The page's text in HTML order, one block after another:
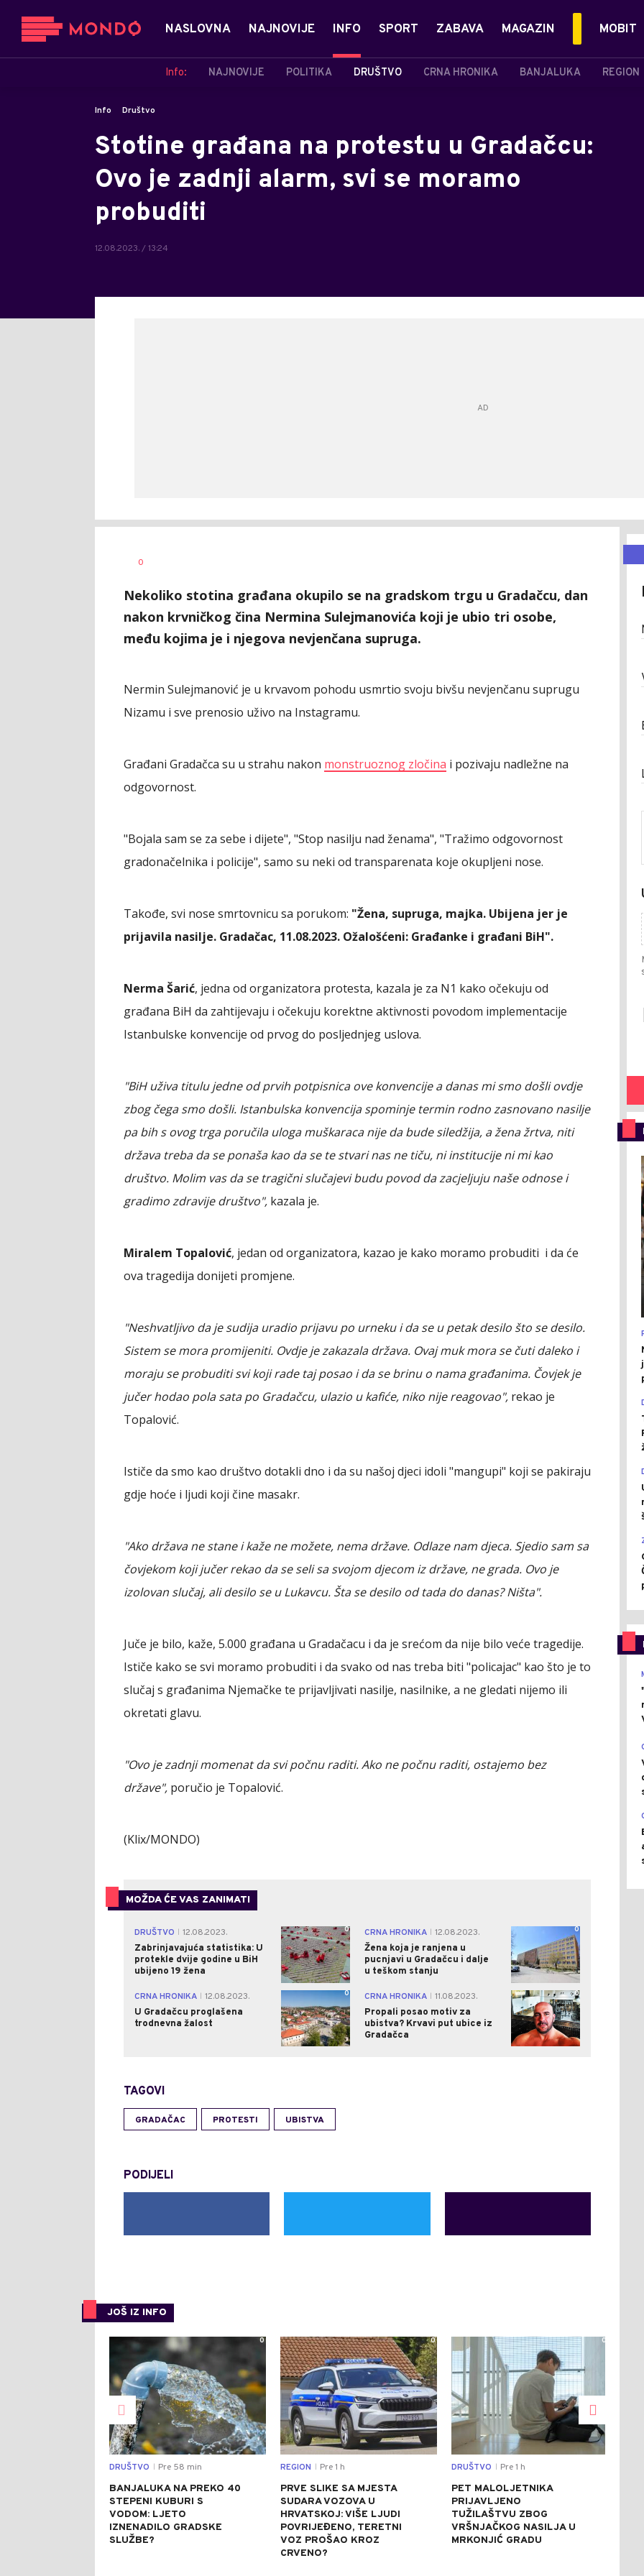
NASLOVNA NAJNOVIJE INFO
Info: NAJNOVIJE POLITIKA DRUŠTVO CRNA HRONIKA BANJALUKA REGION
SPORT ZABAVA MAGAZIN MOBIT
Info Društvo
Stotine građana na protestu u Gradačcu:
Ovo je zadnji alarm, svi se moramo
probuditi
12.08.2023. / 13:24
AUTOR
0
Nekoliko stotina građana okupilo se na gradskom trgu u Gradačcu, dan
nakon krvničkog čina Nermina Sulejmanovića koji je ubio tri osobe,
među kojima je i njegova nevjenčana supruga.
Nermin Sulejmanović je u krvavom pohodu usmrtio svoju bivšu nevjenčanu suprugu
Nizamu i sve prenosio uživo na Instagramu.
Građani Gradačca su u strahu nakon monstruoznog zločina i pozivaju nadležne na
odgovornost.
"Bojala sam se za sebe i dijete", "Stop nasilju nad ženama", "Tražimo odgovornost
gradonačelnika i policije", samo su neki od transparenata koje okupljeni nose.
Takođe, svi nose smrtovnicu sa porukom: "Žena, supruga, majka. Ubijena jer je
prijavila nasilje. Gradačac, 11.08.2023. Ožalošćeni: Građanke i građani BiH".
Nerma Šarić, jedna od organizatora protesta, kazala je za N1 kako očekuju od
građana BiH da zahtijevaju i očekuju korektne aktivnosti povodom implementacije
Istanbulske konvencije od prvog do posljednjeg uslova.
"BiH uživa titulu jedne od prvih potpisnica ove konvencije a danas mi smo došli ovdje
zbog čega smo došli. Istanbulska konvencija spominje termin rodno zasnovano nasilje
pa bih s ovog trga poručila uloga muškaraca nije da bude siledžija, a žena žrtva, niti
država treba da se ponaša kao da se te stvari nas ne tiču, ni institucije ni mi kao
društvo. Molim vas da se tragični slučajevi budu povod da zacjeljuju naše odnose i
gradimo zdravije društvo", kazala je.
Miralem Topalović, jedan od organizatora, kazao je kako moramo probuditi i da će
ova tragedija donijeti promjene.
"Neshvatljivo da je sudija uradio prijavu po urneku i da se u petak desilo što se desilo.
Sistem se mora promijeniti. Ovdje je zakazala država. Ovaj muk mora se čuti daleko i
moraju se probuditi svi koji rade taj posao i da se brinu o nama građanima. Čovjek je
jučer hodao pola sata po Gradačcu, ulazio u kafiće, niko nije reagovao", rekao je
Topalović.
Ističe da smo kao društvo dotakli dno i da su našoj djeci idoli "mangupi" koji se pakiraju
gdje hoće i ljudi koji čine masakr.
"Ako država ne stane i kaže ne možete, nema države. Odlaze nam djeca. Sjedio sam sa
čovjekom koji jučer rekao da se seli sa svojom djecom iz države, ne grada. Ovo je
izolovan slučaj, ali desilo se u Lukavcu. Šta se desilo od tada do danas? Ništa".
Juče je bilo, kaže, 5.000 građana u Gradačacu i da je srećom da nije bilo veće tragedije.
Ističe kako se svi moramo probuditi i da svako od nas treba biti "policajac" kao što je to
slučaj s građanima Njemačke te prijavljivati nasilje, nasilnike, a ne gledati nijemo ili
okretati glavu.
"Ovo je zadnji momenat da svi počnu raditi. Ako ne počnu raditi, ostajemo bez
države", poručio je Topalović.
(Klix/MONDO)
MOŽDA ĆE VAS ZANIMATI
DRUŠTVO
12.08.2023.
Zabrinjavajuća statistika: U
protekle dvije godine u BiH
ubijeno 19 žena
0 CRNA HRONIKA
12.08.2023.
Žena koja je ranjena u
pucnjavi u Gradačcu i dalje
u teškom stanju
0
CRNA HRONIKA
12.08.2023.
U Gradačcu proglašena
trodnevna žalost
0 CRNA HRONIKA
11.08.2023.
Propali posao motiv za
ubistva? Krvavi put ubice iz
Gradačca
0
TAGOVI
GRADAČAC PROTESTI UBISTVA
PODIJELI
JOŠ IZ INFO
0
DRUŠTVO Pre 58 min
BANJALUKA NA PREKO 40
STEPENI KUBURI S
VODOM: LJETO
IZNENADILO GRADSKE
SLUŽBE?
0
REGION Pre 1 h
PRVE SLIKE SA MJESTA
SUDARA VOZOVA U
HRVATSKOJ: VIŠE LJUDI
POVRIJEĐENO, TERETNI
VOZ PROŠAO KROZ
CRVENO?
0
DRUŠTVO Pre 1 h
PET MALOLJETNIKA
PRIJAVLJENO
TUŽILAŠTVU ZBOG
VRŠNJAČKOG NASILJA U
MRKONJIĆ GRADU